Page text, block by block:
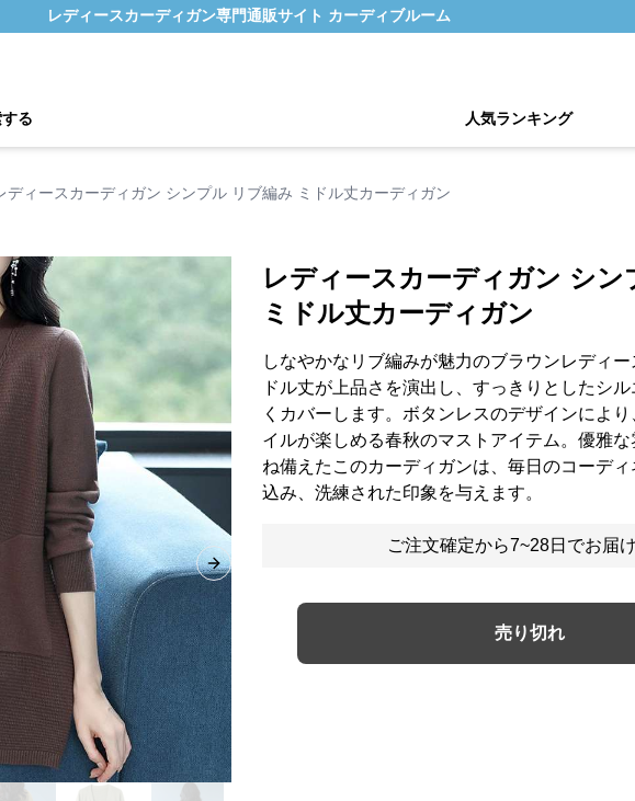
レディースカーディガン専門通販サイト カーディブルーム
る 人気ランキング
ディースカーディガン シンプル リブ編み ミドル丈カーディガン
Next slide
レディースカーディガン シン
ミドル丈カーディガン
しなやかなリブ編みが魅力のブラウンレディー
ドル丈が上品さを演出し、すっきりとしたシ
くカバーします。ボタンレスのデザインによ
イルが楽しめる春秋のマストアイテム。優雅
ね備えたこのカーディガンは、毎日のコーデ
込み、洗練された印象を与えます。
ご注文確定から7~28日でお届
売り切れ